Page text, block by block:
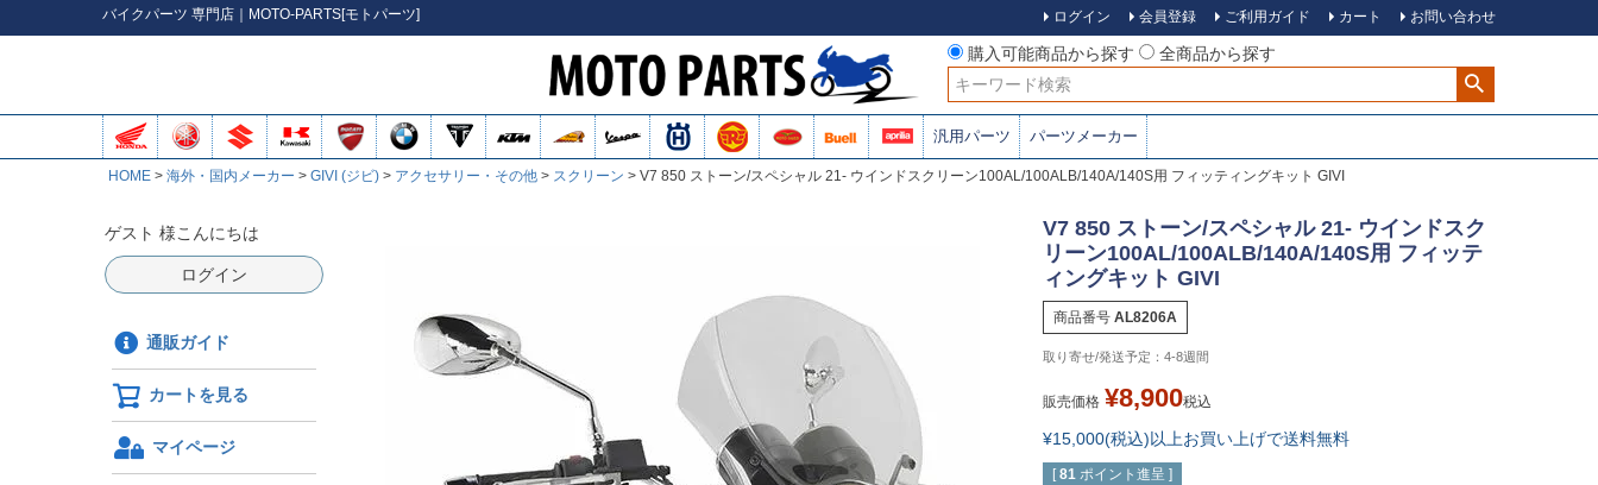
バイクパーツ 専門店｜MOTO-PARTS[モトパーツ] ログイン 会員登録 ご利用ガイド カート お問い合わせ
購入可能商品から探す
全商品から探す
検索
汎用パーツ パーツメーカー
HOME 海外・国内メーカー GIVI (ジビ) アクセサリー・その他 スクリーン V7 850 ストーン/スペシャル 21- ウインドスクリーン100AL/100ALB/140A/140S用 フィッティングキット GIVI
ゲスト 様こんにちは
ログイン
通販ガイド
カートを見る
マイページ
V7 850 ストーン/スペシャル 21- ウインドスク
リーン100AL/100ALB/140A/140S用 フィッテ
ィングキット GIVI
商品番号 AL8206A
4-8週間
販売価格 ¥8,900税込
¥15,000(税込)以上お買い上げで送料無料
[ 81 ポイント進呈 ]